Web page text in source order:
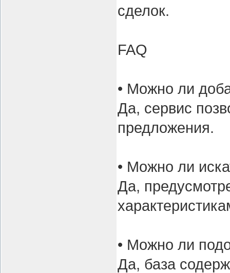
сделок.
FAQ
• Можно ли
Да, сервис
предложения.
• Можно ли
Да,
• Можно ли
Да, база